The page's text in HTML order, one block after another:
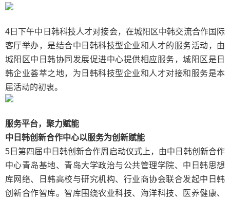
4日下午中日韩科技人才对接会，在城阳区中韩交流合作国际
客厅举办，是结合中日韩科技型企业和人才的服务活动，由
城阳区中日韩协同发展促进中心提供相应服务，城阳区是日
韩企业荟萃之地，为日韩科技型企业和人才对接和服务是本
届活动的初衷。
服务平台，聚力赋能
中日韩创新合作中心以服务为创新赋能
5日第四届中日韩创新合作周启动仪式上，由中日韩创新合作
中心青岛基地、青岛大学政治与公共管理学院、中日韩思想
库网络、日韩高校与研究机构、行业商协会联合发起中日韩
创新合作智库。智库围绕农业科技、海洋科技、医养健康、